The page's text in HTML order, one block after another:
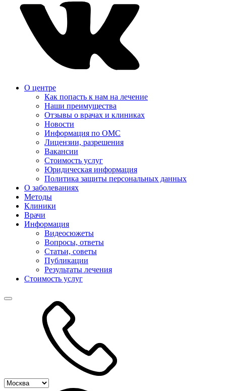
О центре
Как попасть к нам на лечение
Наши преимущества
Отзывы о врачах и клиниках
Новости
Информация по ОМС
Лицензии, разрешения
Вакансии
Стоимость услуг
Юридическая информация
Политика защиты персональных данных
О заболеваниях
Методы
Клиники
Врачи
Информация
Видеосюжеты
Вопросы, ответы
Статьи, советы
Публикации
Результаты лечения
Стоимость услуг